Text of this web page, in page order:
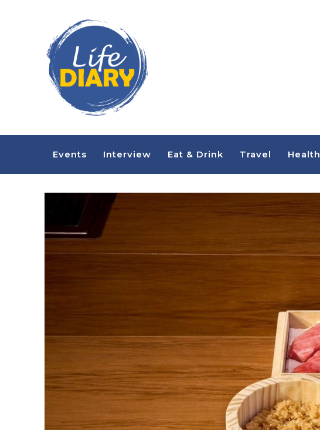
Events Interview Eat & Drink Travel Health